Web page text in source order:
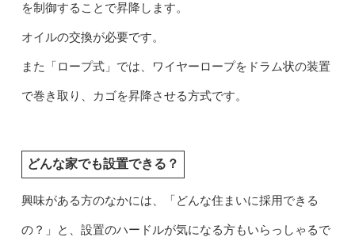
を制御することで昇降します。
オイルの交換が必要です。
また「ロープ式」では、ワイヤーロープをドラム状の装置
で巻き取り、カゴを昇降させる方式です。
どんな家でも設置できる？
興味がある方のなかには、「どんな住まいに採用できる
の？」と、設置のハードルが気になる方もいらっしゃるで